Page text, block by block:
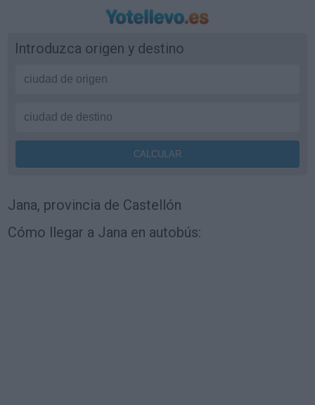
Introduzca origen y destino
Jana, provincia de Castellón
Cómo llegar a Jana en autobús: